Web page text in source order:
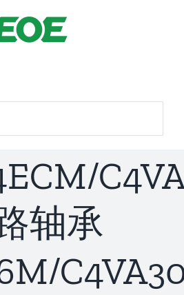
轴承